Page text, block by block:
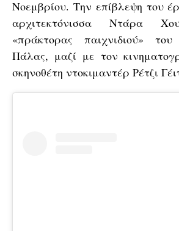
Νοεμβρίου. Την επίβλεψη του
αρχιτεκτόνισσα Ντάρα
«πράκτορας παιχνιδιού»
Πάλας, μαζί με τον
σκηνοθέτη ντοκιμαντέρ Ρέτζι